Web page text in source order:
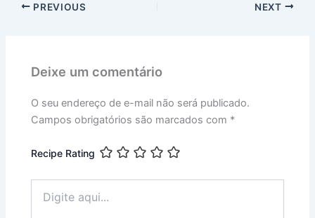
PREVIOUS NEXT
Deixe um comentário
O seu endereço de e-mail não será publicado.
Campos obrigatórios são marcados com *
Recipe Rating
aqui...